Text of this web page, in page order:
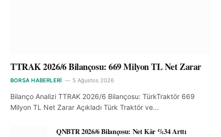
TTRAK 2026/6 Bilançosu: 669 Milyon TL Net Zarar
BORSA HABERLERI 5 Ağustos 2026
Bilanço Analizi TTRAK 2026/6 Bilançosu: TürkTraktör 669
Milyon TL Net Zarar Açıkladı Türk Traktör ve…
QNBTR 2026/6 Bilançosu: Net Kâr %34 Arttı